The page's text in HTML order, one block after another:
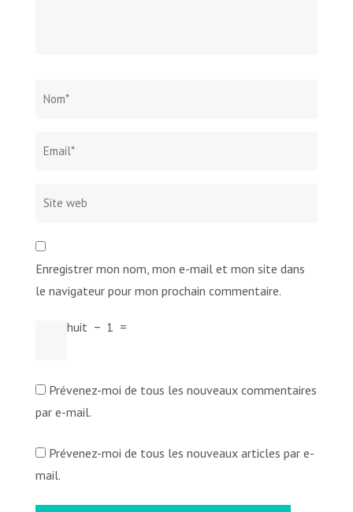
Enregistrer mon nom, mon e-mail et mon site dans
le navigateur pour mon prochain commentaire.
huit − 1 =
Prévenez-moi de tous les nouveaux commentaires
par e-mail.
Prévenez-moi de tous les nouveaux articles par e-
mail.